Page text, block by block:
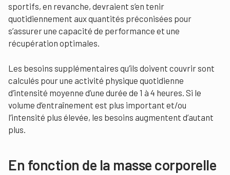
sportifs, en revanche, devraient s’en tenir
quotidiennement aux quantités préconisées pour
s’assurer une capacité de performance et une
récupération optimales.
Les besoins supplémentaires qu’ils doivent couvrir sont
calculés pour une activité physique quotidienne
d’intensité moyenne d’une durée de 1 à 4 heures. Si le
volume d’entraînement est plus important et/ou
l’intensité plus élevée, les besoins augmentent d’autant
plus.
En fonction de la masse corporelle